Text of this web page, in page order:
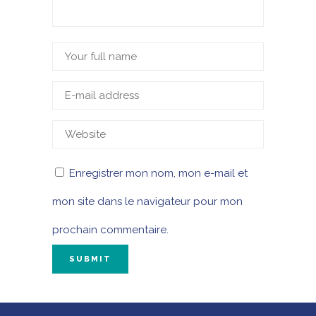
Enregistrer mon nom, mon e-mail et
mon site dans le navigateur pour mon
prochain commentaire.